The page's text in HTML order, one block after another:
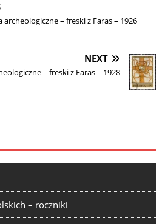
archeologiczne – freski z Faras – 1926
NEXT
– freski z Faras – 1928
– roczniki